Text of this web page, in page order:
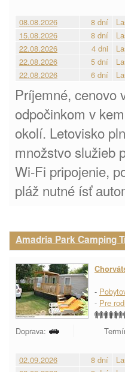
08.08.2026 8 dní
15.08.2026
8 dní
22.08.2026
4 dni
22.08.2026
5 dní
22.08.2026
6 dní
Príjemné, cenovo
odpočinkom v
okolí. Letovisko
množstvo služieb
Wi-Fi pripojenie,
pláž nutné ísť
Amadria Park Camping
-
- Pre
Doprava:
02.09.2026 8 dní